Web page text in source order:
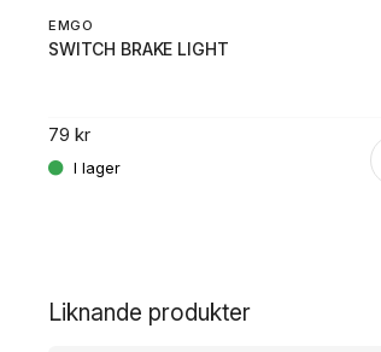
EMGO
SWITCH BRAKE LIGHT
79 kr
Liknande produkter